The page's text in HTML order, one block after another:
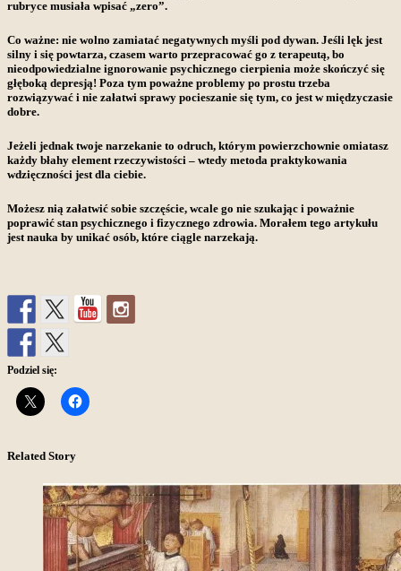
rubryce musiała wpisać „zero”.
Co ważne: nie wolno zamiatać negatywnych myśli pod dywan. Jeśli lęk jest
silny i się powtarza, czasem warto przepracować go z terapeutą, bo
nieodpowiedzialne ignorowanie psychicznego cierpienia może skończyć się
głęboką depresją! Poza tym poważne problemy po prostu trzeba
rozwiązywać i nie załatwi sprawy pocieszanie się tym, co jest w międzyczasie
dobre.
Jeżeli jednak twoje narzekanie to odruch, którym powierzchownie omiatasz
każdy błahy element rzeczywistości – wtedy metoda praktykowania
wdzięczności jest dla ciebie.
Możesz nią załatwić sobie szczęście, wcale go nie szukając i poważnie
poprawić stan psychicznego i fizycznego zdrowia. Morałem tego artykułu
jest nauka by unikać osób, które ciągle narzekają.
Podziel się:
Related Story